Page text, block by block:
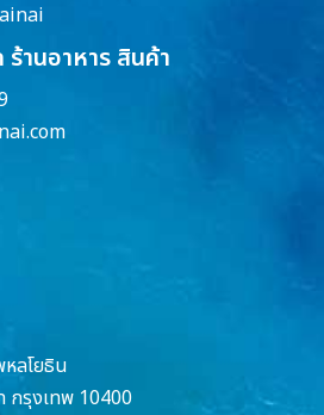
านอาหาร สินค้า
ลโยธิน
กรุงเทพ 10400